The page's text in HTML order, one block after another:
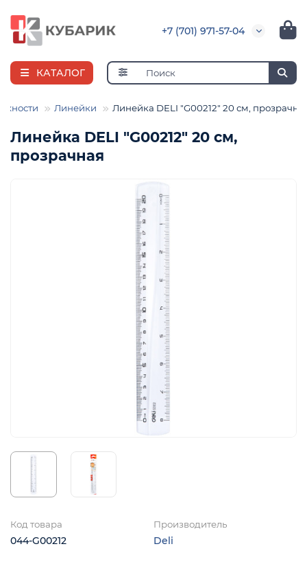
+7 (701) 971-57-04
КАТАЛОГ
Линейки Линейка DELI "G00212" 20 см,
Линейка DELI "G00212" 20 см,
прозрачная
Код товара
044-G00212
Производитель
Deli